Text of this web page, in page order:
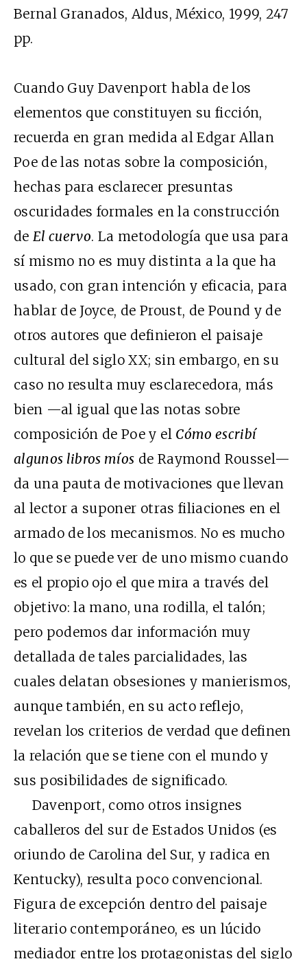
Bernal Granados, Aldus, México, 1999, 247
pp.
Cuando Guy Davenport habla de los
elementos que constituyen su ficción,
recuerda en gran medida al Edgar Allan
Poe de las notas sobre la composición,
hechas para esclarecer presuntas
oscuridades formales en la construcción
deEl cuervo. La metodología que usa para
sí mismo no es muy distinta a la que ha
usado, con gran intención y eficacia, para
hablar de Joyce, de Proust, de Pound y de
otros autores que definieron el paisaje
cultural del siglo XX; sin embargo, en su
caso no resulta muy esclarecedora, más
bien —al igual que las notas sobre
composición de Poe y el Cómo escribí
algunos libros míos de Raymond Roussel—
da una pauta de motivaciones que llevan
al lector a suponer otras filiaciones en el
armado de los mecanismos. No es mucho
lo que se puede ver de uno mismo cuando
es el propio ojo el que mira a través del
objetivo: la mano, una rodilla, el talón;
pero podemos dar información muy
detallada de tales parcialidades, las
cuales delatan obsesiones y manierismos,
aunque también, en su acto reflejo,
revelan los criterios de verdad que definen
la relación que se tiene con el mundo y
sus posibilidades de significado.
Davenport, como otros insignes
caballeros del sur de Estados Unidos (es
oriundo de Carolina del Sur, y radica en
Kentucky), resulta poco convencional.
Figura de excepción dentro del paisaje
literario contemporáneo, es un lúcido
mediador entre los protagonistas del siglo